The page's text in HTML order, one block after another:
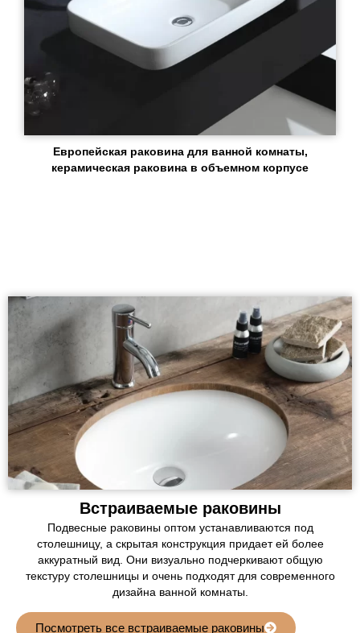
Европейская раковина для ванной комнаты,
керамическая раковина в объемном корпусе
Встраиваемые раковины
Подвесные раковины оптом устанавливаются под
столешницу, а скрытая конструкция придает ей более
аккуратный вид. Они визуально подчеркивают общую
текстуру столешницы и очень подходят для современного
дизайна ванной комнаты.
Посмотреть все встраиваемые раковины